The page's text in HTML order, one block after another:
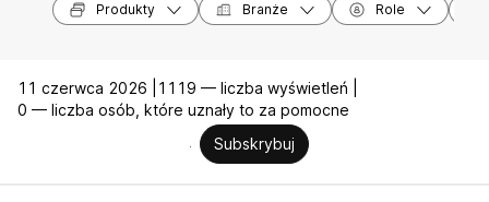
Produkty Branże Role
11 czerwca 2026 |
1119 — liczba wyświetleń |
0 — liczba osób, które uznały to za pomocne
Subskrybuj